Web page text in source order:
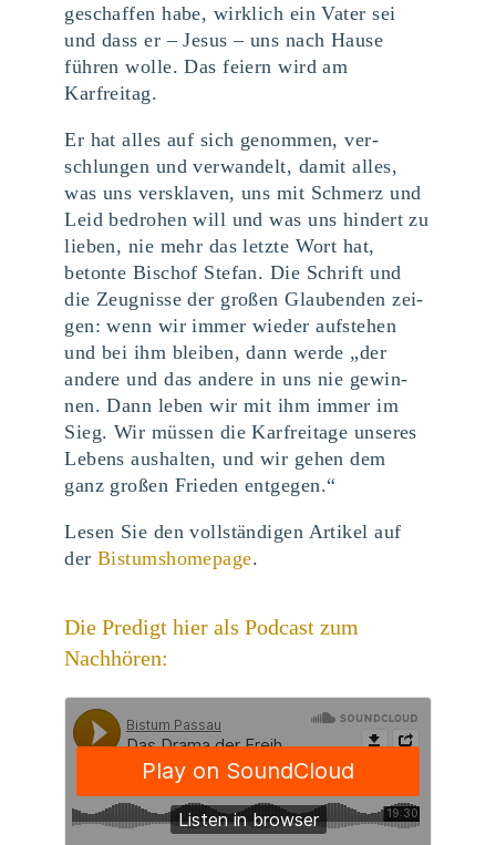
geschaffen habe, wirklich ein Vater sei
und dass er – Jesus – uns nach Hause
führen wolle. Das feiern wird am
Karfreitag.
Er hat alles auf sich genom­men, ver­
schlun­gen und ver­wan­delt, damit alles,
was uns ver­skla­ven, uns mit Schmerz und
Leid bedro­hen will und was uns hin­dert zu
lie­ben, nie mehr das letz­te Wort hat,
beton­te Bischof Ste­fan. Die Schrift und
die Zeug­nis­se der gro­ßen Glau­ben­den zei­
gen: wenn wir immer wie­der auf­ste­hen
und bei ihm blei­ben, dann wer­de ​ „der
ande­re und das ande­re in uns nie gewin­
nen. Dann leben wir mit ihm immer im
Sieg. Wir müs­sen die Kar­frei­ta­ge unse­res
Lebens aus­hal­ten, und wir gehen dem
ganz gro­ßen Frie­den ent­ge­gen.“
Lesen Sie den vollständigen Artikel auf
der Bistumshomepage.
Die Predigt hier als Podcast zum
Nachhören: